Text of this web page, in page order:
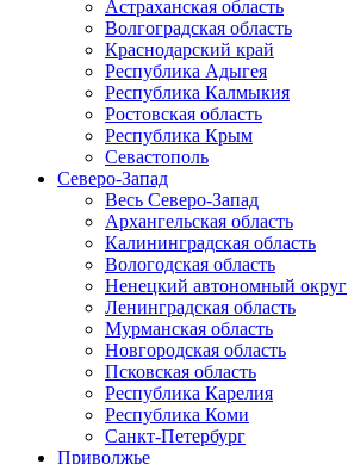
Астраханская область
Волгоградская область
Краснодарский край
Республика Адыгея
Республика Калмыкия
Ростовская область
Республика Крым
Севастополь
Северо-Запад
Весь Северо-Запад
Архангельская область
Калининградская область
Вологодская область
Ненецкий автономный округ
Ленинградская область
Мурманская область
Новгородская область
Псковская область
Республика Карелия
Республика Коми
Санкт-Петербург
Приволжье